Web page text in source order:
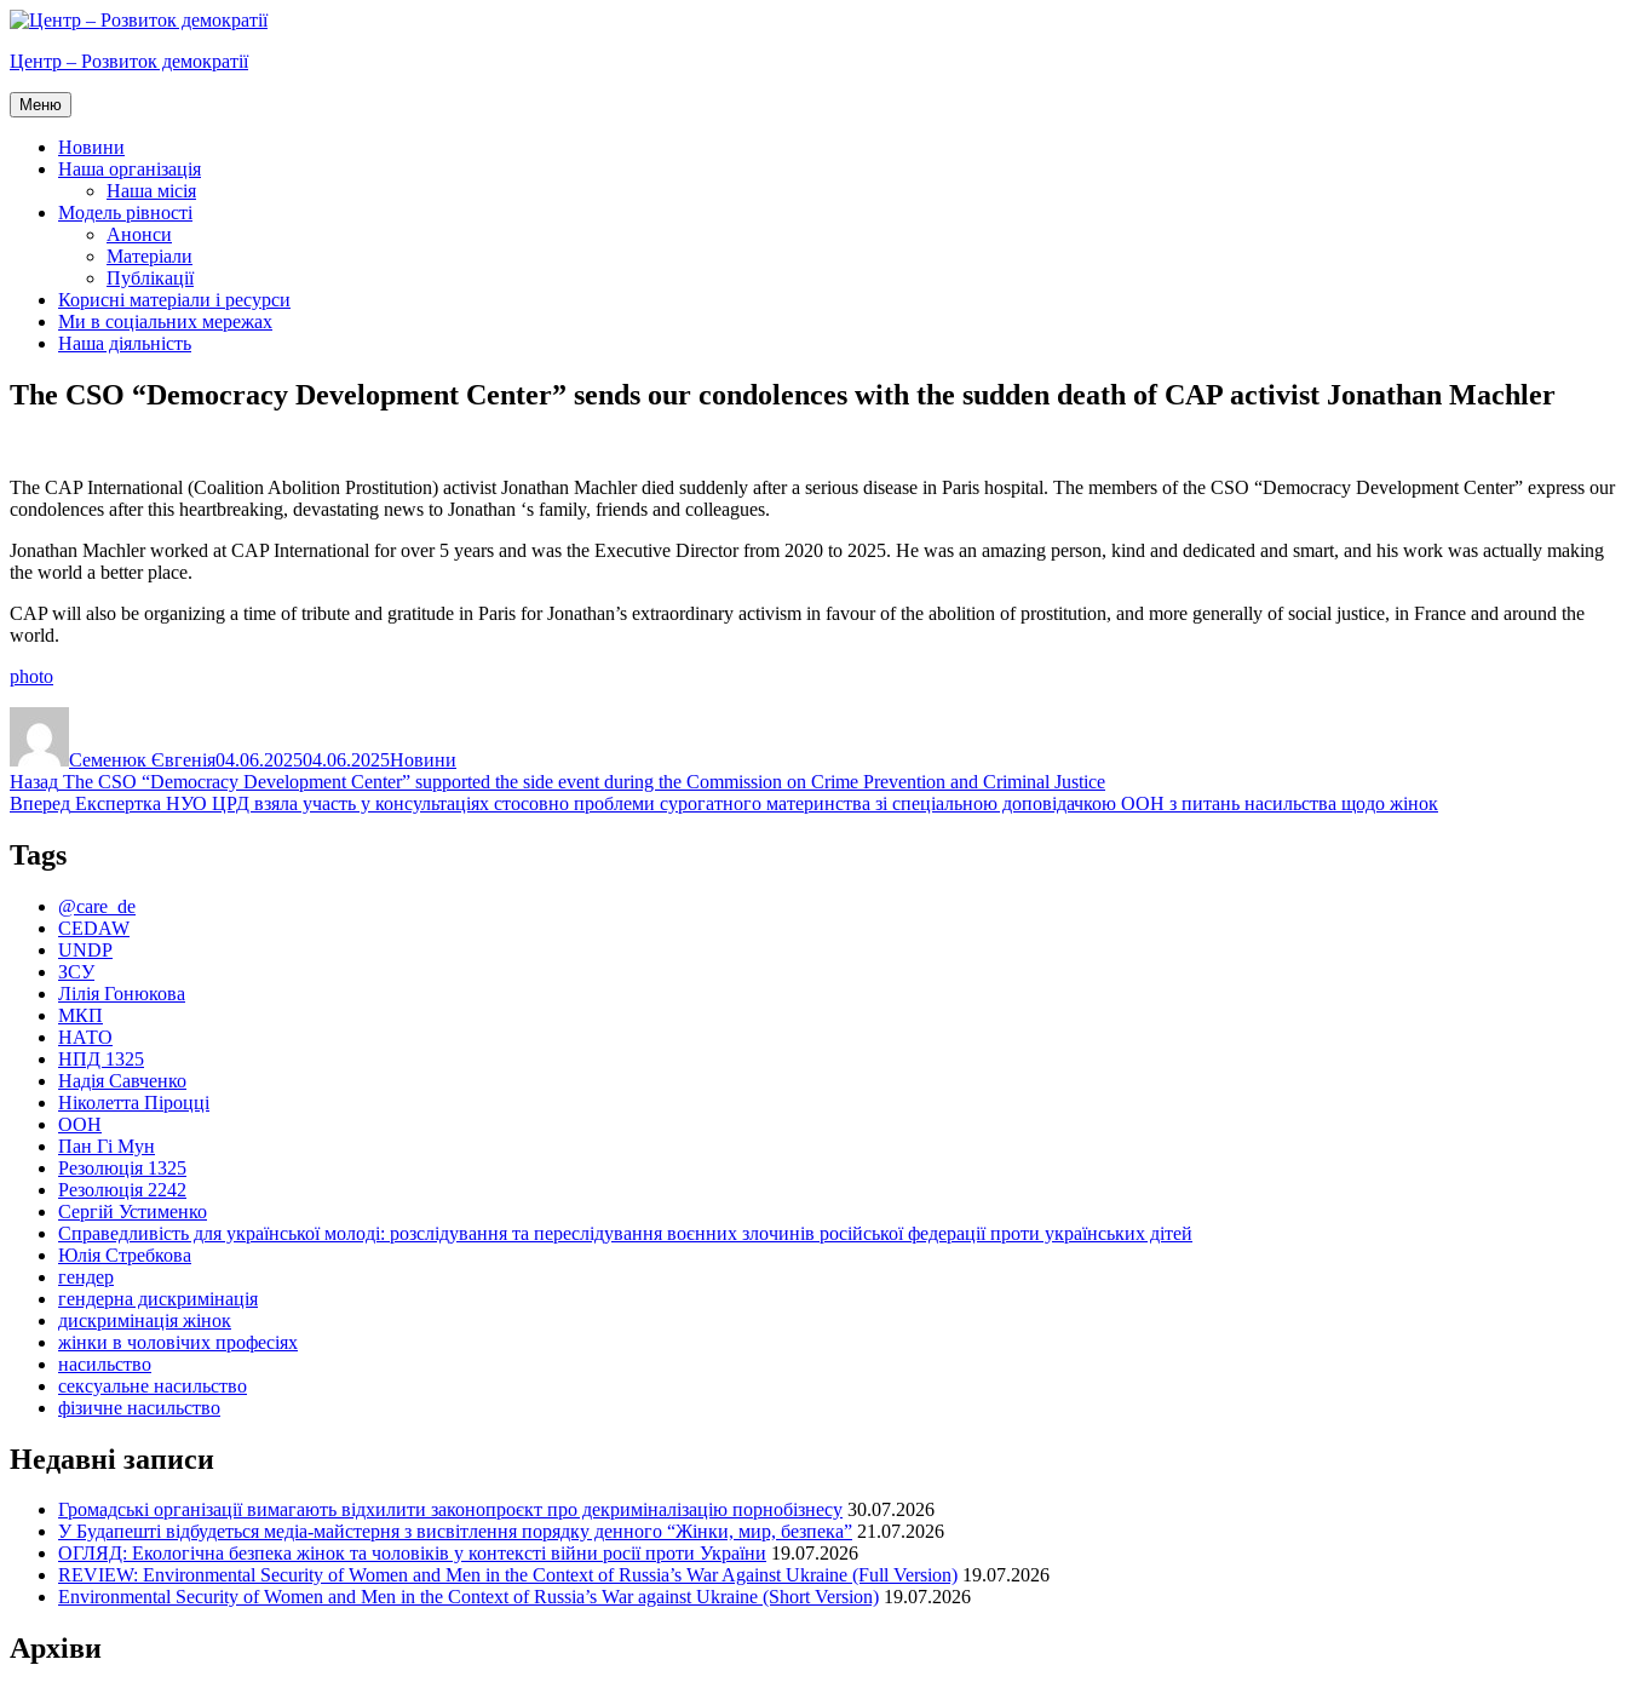
Перейти
вмісту
Центр – Розвиток демократії
Меню
Новини
Наша організація
Наша місія
Модель рівності
Анонси
Матеріали
Публікації
Корисні матеріали і ресурси
Ми в соціальних мережах
Наша діяльність
The CSO “Democracy Development Center” sends our condolences with the sudden death of CAP activist Jonathan Machler
The CAP International (Coalition Abolition Prostitution) activist Jonathan Machler died suddenly after a serious disease in Paris hospital. The members of the CSO “Democracy Development Center” express our
condolences after this heartbreaking, devastating news to Jonathan ‘s family, friends and colleagues.
Jonathan Machler worked at CAP International for over 5 years and was the Executive Director from 2020 to 2025. He was an amazing person, kind and dedicated and smart, and his work was actually making
the world a better place.
CAP will also be organizing a time of tribute and gratitude in Paris for Jonathan’s extraordinary activism in favour of the abolition of prostitution, and more generally of social justice, in France and around the
world.
photo
Семенюк Євгенія04.06.202504.06.2025Новини
Навігація
записів
Назад Попередній
запис:
The CSO “Democracy Development Center” supported the side event during the Commission on Crime Prevention and Criminal Justice
Вперед Наступний
Експертка НУО ЦРД взяла участь у консультаціях стосовно проблеми сурогатного материнства зі спеціальною доповідачкою ООН з питань насильства щодо жінок
Tags
@care_de
CEDAW
UNDP
ЗСУ
Лілія Гонюкова
МКП
НАТО
НПД 1325
Надія Савченко
Ніколетта Піроцці
ООН
Пан Гі Мун
Резолюція 1325
Резолюція 2242
Сергій Устименко
Справедливість для української молоді: розслідування та переслідування воєнних злочинів російської федерації проти українських дітей
Юлія Стребкова
гендер
гендерна дискримінація
дискримінація жінок
жінки в чоловічих професіях
насильство
сексуальне насильство
фізичне насильство
Недавні записи
Громадські організації вимагають відхилити законопроєкт про декриміналізацію порнобізнесу 30.07.2026
У Будапешті відбудеться медіа-майстерня з висвітлення порядку денного “Жінки, мир, безпека” 21.07.2026
ОГЛЯД: Екологічна безпека жінок та чоловіків у контексті війни росії проти України 19.07.2026
REVIEW: Environmental Security of Women and Men in the Context of Russia’s War Against Ukraine (Full Version) 19.07.2026
Environmental Security of Women and Men in the Context of Russia’s War against Ukraine (Short Version) 19.07.2026
Архіви